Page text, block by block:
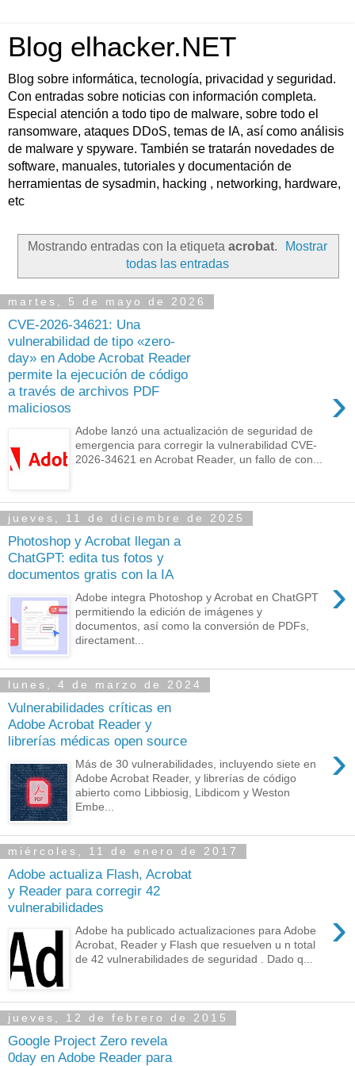
Blog elhacker.NET
Blog sobre informática, tecnología, privacidad y seguridad.
Con entradas sobre noticias con información completa.
Especial atención a todo tipo de malware, sobre todo el
ransomware, ataques DDoS, temas de IA, así como análisis
de malware y spyware. También se tratarán novedades de
software, manuales, tutoriales y documentación de
herramientas de sysadmin, hacking , networking, hardware,
etc
Mostrando entradas con la etiqueta acrobat.
Mostrar
todas las entradas
martes, 5 de mayo de 2026
CVE-2026-34621: Una
vulnerabilidad de tipo «zero-
day» en Adobe Acrobat Reader
permite la ejecución de código
a través de archivos PDF
maliciosos
›
Adobe lanzó una actualización de seguridad de
emergencia para corregir la vulnerabilidad CVE-
2026-34621 en Acrobat Reader, un fallo de con...
jueves, 11 de diciembre de 2025
Photoshop y Acrobat llegan a
ChatGPT: edita tus fotos y
documentos gratis con la IA
›
Adobe integra Photoshop y Acrobat en ChatGPT
permitiendo la edición de imágenes y
documentos, así como la conversión de PDFs,
directament...
lunes, 4 de marzo de 2024
Vulnerabilidades críticas en
Adobe Acrobat Reader y
librerías médicas open source
›
Más de 30 vulnerabilidades, incluyendo siete en
Adobe Acrobat Reader, y librerías de código
abierto como Libbiosig, Libdicom y Weston
Embe...
miércoles, 11 de enero de 2017
Adobe actualiza Flash, Acrobat
y Reader para corregir 42
vulnerabilidades
›
Adobe ha publicado actualizaciones para Adobe
Acrobat, Reader y Flash que resuelven u n total
de 42 vulnerabilidades de seguridad . Dado q...
jueves, 12 de febrero de 2015
Google Project Zero revela
0day en Adobe Reader para